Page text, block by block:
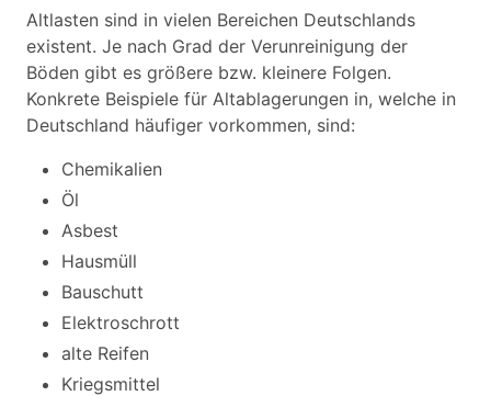
Altlasten sind in vielen Bereichen Deutschlands
existent. Je nach Grad der Verunreinigung der
Böden gibt es größere bzw. kleinere Folgen.
Konkrete Beispiele für Altablagerungen in, welche in
Deutschland häufiger vorkommen, sind:
Chemikalien
Öl
Asbest
Hausmüll
Bauschutt
Elektroschrott
alte Reifen
Kriegsmittel